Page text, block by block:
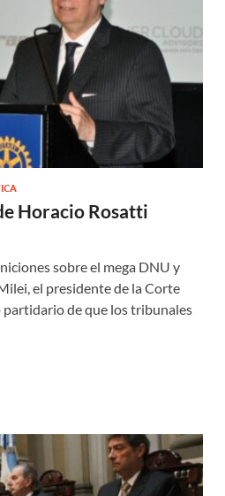
Horacio Rosatti
sobre el mega DNU y
el presidente de la Corte
partidario de que los tribunales